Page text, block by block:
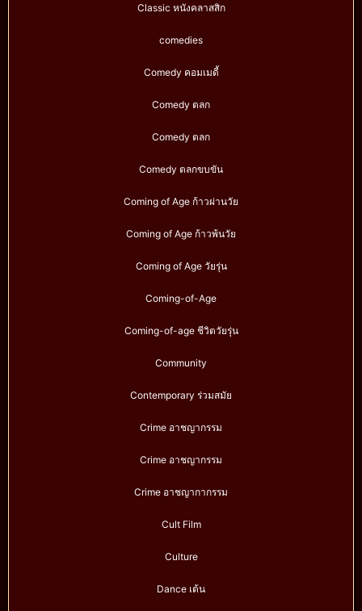
Classic หนังคลาสสิก
comedies
Comedy คอมเมดี้
Comedy ตลก
Comedy ตลก
Comedy ตลกขบขัน
Coming of Age ก้าวผ่านวัย
Coming of Age ก้าวพ้นวัย
Coming of Age วัยรุ่น
Coming-of-Age
Coming-of-age ชีวิตวัยรุ่น
Community
Contemporary ร่วมสมัย
Crime อาชญากรรม
Crime อาชญากรรม
Crime อาชญากากรรม
Cult Film
Culture
Dance เต้น